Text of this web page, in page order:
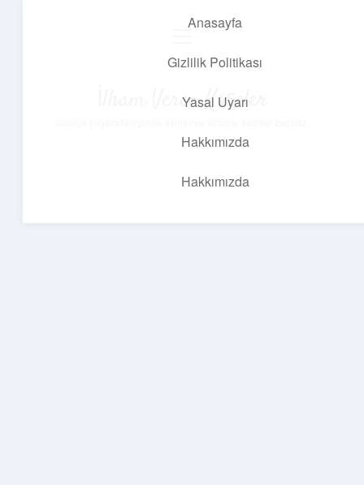
Anasayfa
Gizlilik Politikası
Yasal Uyarı
Hakkımızda
Hakkımızda
İlham Veren Köşeler